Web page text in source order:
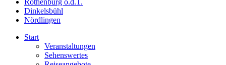
Rothenburg o.d.T.
Dinkelsbühl
Nördlingen
Start
Veranstaltungen
Sehenswertes